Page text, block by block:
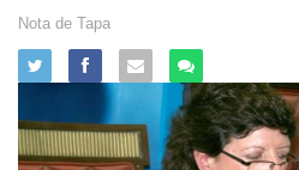
Nota de Tapa